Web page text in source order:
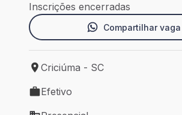
Inscrições encerradas
Compartilhar vaga
Local de trabalho: Criciúma - SC
Criciúma - SC
Tipo de vaga: Efetivo
Efetivo